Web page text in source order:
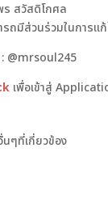
สวัสดิโกศล
รถมีส่วนร่วมในการแ
@mrsoul245
เพื่อเข้าสู่
นๆที่เกี่ยวข้อง